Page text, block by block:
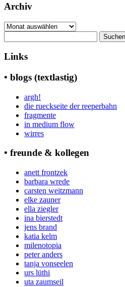
Archiv
Archiv
nach:
Links
• blogs (textlastig)
argh!
die rueckseite der reeperbahn
fragmente
in medium flow
wirres
• freunde & kollegen
anett frontzek
barbara wrede
carsten weitzmann
elke zauner
ella ziegler
ina bierstedt
jens brand
katia kelm
milenotopia
peter anders
tanja vonseelen
urs lüthi
uta zaumseil